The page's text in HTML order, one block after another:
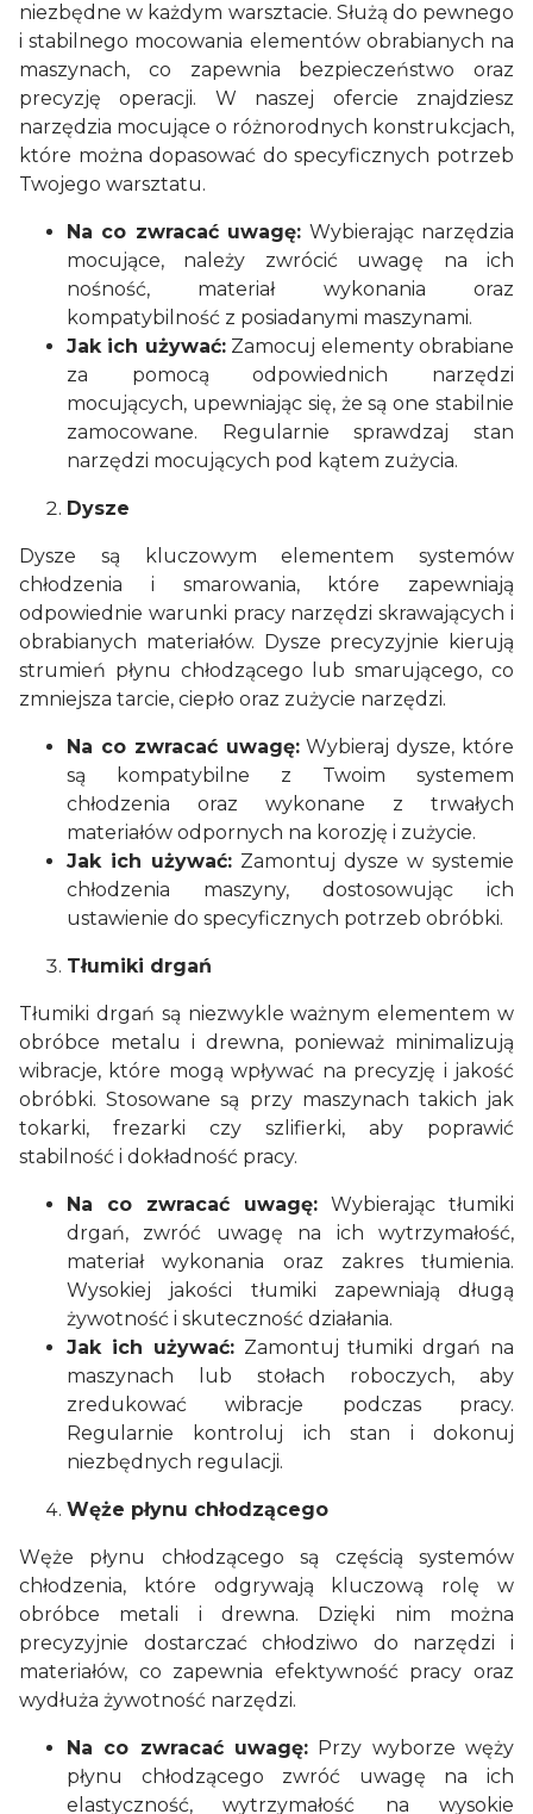
niezbędne w każdym warsztacie. Służą do pewnego
i stabilnego mocowania elementów obrabianych na
maszynach, co zapewnia bezpieczeństwo oraz
precyzję operacji. W naszej ofercie znajdziesz
narzędzia mocujące o różnorodnych konstrukcjach,
które można dopasować do specyficznych potrzeb
Twojego warsztatu.
Na co zwracać uwagę: Wybierając narzędzia
mocujące, należy zwrócić uwagę na ich
nośność, materiał wykonania oraz
kompatybilność z posiadanymi maszynami.
Jak ich używać:Zamocuj elementy obrabiane
za pomocą odpowiednich narzędzi
mocujących, upewniając się, że są one stabilnie
zamocowane. Regularnie sprawdzaj stan
narzędzi mocujących pod kątem zużycia.
Dysze
Dysze są kluczowym elementem systemów
chłodzenia i smarowania, które zapewniają
odpowiednie warunki pracy narzędzi skrawających i
obrabianych materiałów. Dysze precyzyjnie kierują
strumień płynu chłodzącego lub smarującego, co
zmniejsza tarcie, ciepło oraz zużycie narzędzi.
Na co zwracać uwagę:Wybieraj dysze, które
są kompatybilne z Twoim systemem
chłodzenia oraz wykonane z trwałych
materiałów odpornych na korozję i zużycie.
Jak ich używać: Zamontuj dysze w systemie
chłodzenia maszyny, dostosowując ich
ustawienie do specyficznych potrzeb obróbki.
Tłumiki drgań
Tłumiki drgań są niezwykle ważnym elementem w
obróbce metalu i drewna, ponieważ minimalizują
wibracje, które mogą wpływać na precyzję i jakość
obróbki. Stosowane są przy maszynach takich jak
tokarki, frezarki czy szlifierki, aby poprawić
stabilność i dokładność pracy.
Na co zwracać uwagę: Wybierając tłumiki
drgań, zwróć uwagę na ich wytrzymałość,
materiał wykonania oraz zakres tłumienia.
Wysokiej jakości tłumiki zapewniają długą
żywotność i skuteczność działania.
Jak ich używać:Zamontuj tłumiki drgań na
maszynach lub stołach roboczych, aby
zredukować wibracje podczas pracy.
Regularnie kontroluj ich stan i dokonuj
niezbędnych regulacji.
Węże płynu chłodzącego
Węże płynu chłodzącego są częścią systemów
chłodzenia, które odgrywają kluczową rolę w
obróbce metali i drewna. Dzięki nim można
precyzyjnie dostarczać chłodziwo do narzędzi i
materiałów, co zapewnia efektywność pracy oraz
wydłuża żywotność narzędzi.
Na co zwracać uwagę: Przy wyborze węży
płynu chłodzącego zwróć uwagę na ich
elastyczność, wytrzymałość na wysokie